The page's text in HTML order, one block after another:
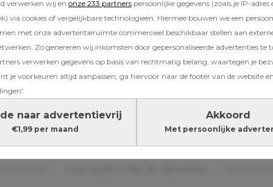
verwerken wij en onze 233 partners persoonlijke gegevens (zoals je IP-adres
via cookies of vergelijkbare technologieën. Hiermee bouwen we een
met onze advertentieruimte commercieel beschikbaar stellen aan
Zo genereren wij inkomsten door gepersonaliseerde advertenties te
verwerken gegevens op basis van rechtmatig belang, waartegen je
je voorkeuren altijd aanpassen; ga hiervoor naar de footer van de website
naar advertentievrij
€1,99 per maand
Akkoord
Met persoonlijke
moeder van een zoon (5) en dochter
school, en ik had nooit verwacht dat mij
Ik ben niet iemand die snel moeilijk doet. Dat
regels dan thuis: logisch. Dat moeders van
dan ik: uiteraard. Ik ben ook echt geen
moeder die snel stennis zou schoppen over